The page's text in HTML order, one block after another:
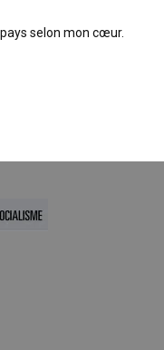
selon mon cœur.